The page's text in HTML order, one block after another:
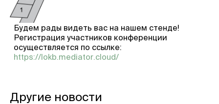
Будем рады видеть вас на нашем стенде!
Регистрация участников конференции
осуществляется по ссылке:
https://lokb.mediator.cloud/
Другие новости